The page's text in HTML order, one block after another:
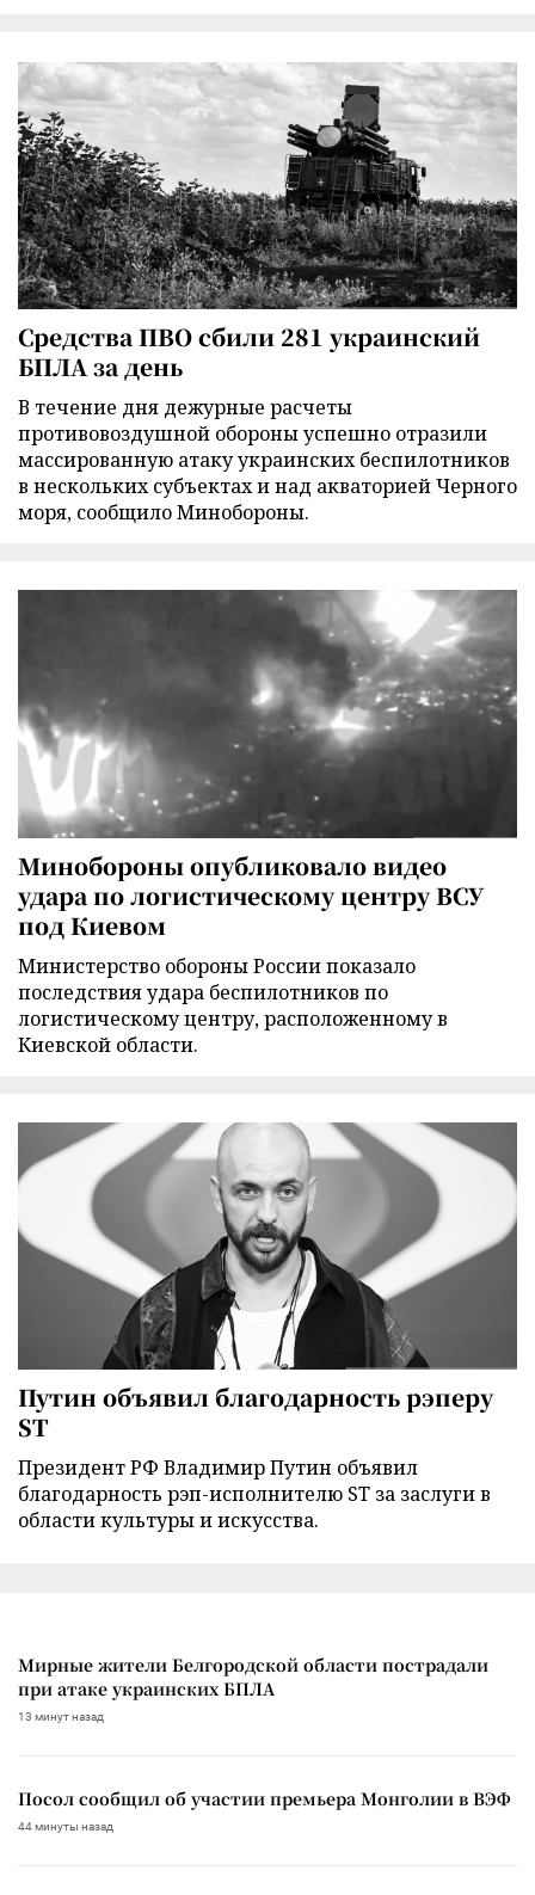
Средства ПВО сбили 281 украинский
БПЛА за день
В течение дня дежурные расчеты
противовоздушной обороны успешно отразили
массированную атаку украинских беспилотников
в нескольких субъектах и над акваторией Черного
моря, сообщило Минобороны.
Минобороны опубликовало видео
удара по логистическому центру ВСУ
под Киевом
Министерство обороны России показало
последствия удара беспилотников по
логистическому центру, расположенному в
Киевской области.
Путин объявил благодарность рэперу
ST
Президент РФ Владимир Путин объявил
благодарность рэп-исполнителю ST за заслуги в
области культуры и искусства.
Мирные жители Белгородской области пострадали
при атаке украинских БПЛА
13 минут назад
Посол сообщил об участии премьера Монголии в ВЭФ
44 минуты назад